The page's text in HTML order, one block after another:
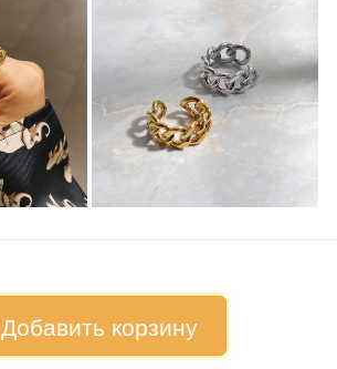
Добавить корзину